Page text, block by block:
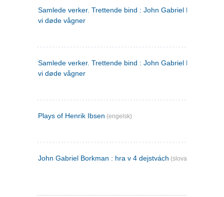
Samlede verker. Trettende bind : John Gabriel Borkman ;
vi døde vågner
Samlede verker. Trettende bind : John Gabriel Borkman ;
vi døde vågner
Plays of Henrik Ibsen (engelsk)
John Gabriel Borkman : hra v 4 dejstvách (slovakisk)